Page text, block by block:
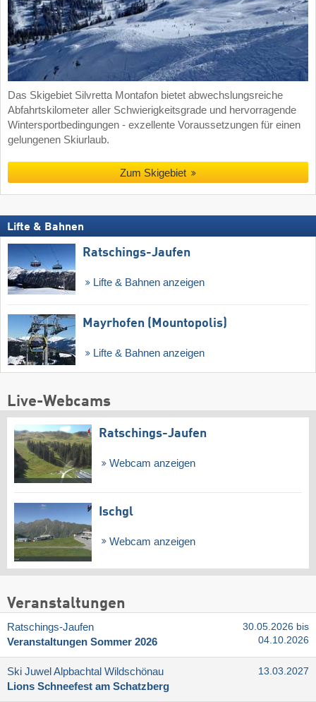
Das Skigebiet Silvretta Montafon bietet abwechslungsreiche
Abfahrtskilometer aller Schwierigkeitsgrade und hervorragende
Wintersportbedingungen - exzellente Voraussetzungen für einen
gelungenen Skiurlaub.
Zum Skigebiet
Lifte & Bahnen
Ratschings-Jaufen
Lifte & Bahnen anzeigen
Mayrhofen (Mountopolis)
Lifte & Bahnen anzeigen
Live-Webcams
Ratschings-Jaufen
Webcam anzeigen
Ischgl
Webcam anzeigen
Veranstaltungen
Ratschings-Jaufen
Veranstaltungen Sommer 2026
30.05.2026 bis
04.10.2026
Ski Juwel Alpbachtal Wildschönau
Lions Schneefest am Schatzberg
13.03.2027